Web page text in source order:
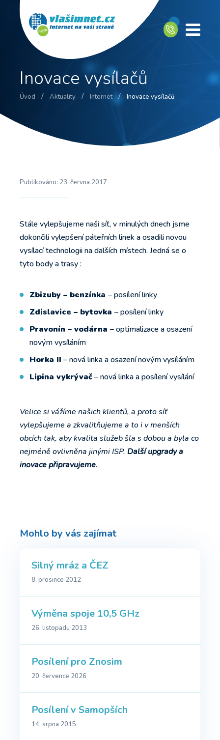
Inovace vysílačů
Úvod / Aktuality / Internet / Inovace vysílačů
Publikováno: 23. června 2017
Stále vylepšujeme naši síť, v minulých dnech jsme
dokončili vylepšení páteřních linek a osadili novou
vysílací technologii na dalších místech. Jedná se o
tyto body a trasy :
Zbizuby – benzínka – posílení linky
Zdislavice – bytovka – posílení linky
Pravonín – vodárna – optimalizace a osazení
novým vysíláním
Horka II – nová linka a osazení novým vysíláním
Lipina vykrývač– nová linka a posílení vysílání
Velice si vážíme našich klientů, a proto síť
vylepšujeme a zkvalitňujeme a to i v menších
obcích tak, aby kvalita služeb šla s dobou a byla co
nejméně ovlivněna jinými ISP. Další upgrady a
inovace připravujeme.
Mohlo by vás zajímat
Silný mráz a ČEZ
8. prosince 2012
Výměna spoje 10,5 GHz
26. listopadu 2013
Posílení pro Znosim
20. července 2026
Posílení v Samopších
14. srpna 2015